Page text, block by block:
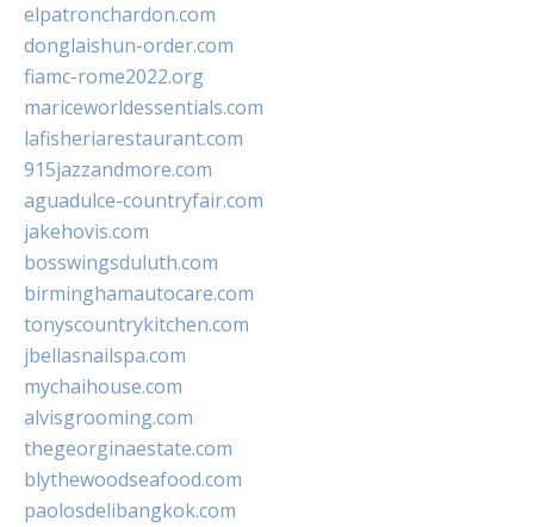
elpatronchardon.com
donglaishun-order.com
fiamc-rome2022.org
mariceworldessentials.com
lafisheriarestaurant.com
915jazzandmore.com
aguadulce-countryfair.com
jakehovis.com
bosswingsduluth.com
birminghamautocare.com
tonyscountrykitchen.com
jbellasnailspa.com
mychaihouse.com
alvisgrooming.com
thegeorginaestate.com
blythewoodseafood.com
paolosdelibangkok.com